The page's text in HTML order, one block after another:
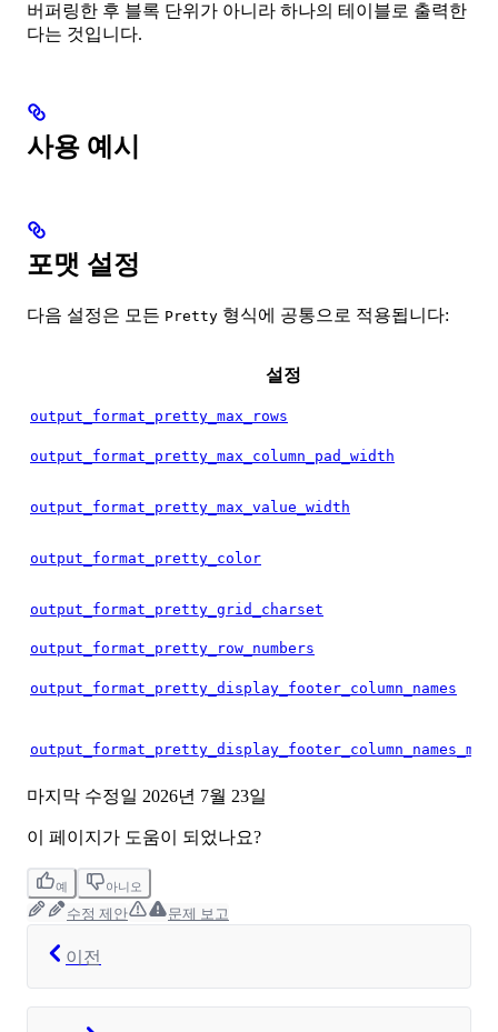
버퍼링한 후 블록 단위가 아니라 하나의 테이블로 출력한
다는 것입니다.
사용 예시
포맷 설정
다음 설정은 모든 Pretty 형식에 공통으로 적용됩니다:
설정
output_format_pretty_max_rows
output_format_pretty_max_column_pad_width
output_format_pretty_max_value_width
output_format_pretty_color
output_format_pretty_grid_charset
output_format_pretty_row_numbers
output_format_pretty_display_footer_column_names
마지막 수정일 2026년 7월 23일
이 페이지가 도움이 되었나요?
예 아니오
수정 제안 문제 보고
이전